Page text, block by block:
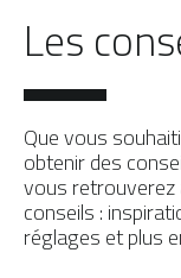
PAR TYPE
Porte d’entrée
Porte de
Porte
Porte
LE CHOIX
Savoir-faire
Design
Inspirations
LES ATOUTS
Les
Que vous
obtenir des
vous
conseils :
réglages et plus